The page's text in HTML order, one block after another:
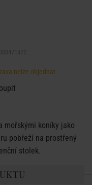
nelze objednat
mořskými koníky jako
pobřeží na prostřený
stolek.